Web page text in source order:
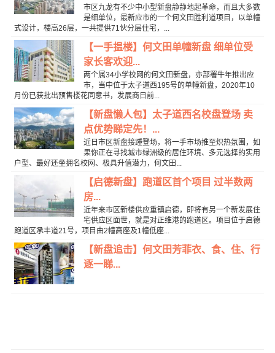
市区九龙有不少中小型新盘静静地起革命，而且大多数
是细单位，最新应市的一个何文田胜利道项目，以单幢
式设计，楼高26层，一共提供71伙分层住宅，...
【一手揾楼】何文田单幢新盘 细单位受
家长客欢迎...
两个属34小学校网的何文田新盘，亦部署牛年推出应
市，当中位于太子道西195号的单幢新盘，2020年10
月份已获批出预售楼花同意书，发展商日前...
【新盘懒人包】太子道西名校盘登场 卖
点优势睇定先！...
近日市区新盘接踵登场，将一手市场推至炽热氛围，如
果你正在寻找城市绿洲级的居住环境、多元选择的实用
户型、最好还坐拥名校网、极具升值潜力，何文田...
【启德新盘】跑道区首个项目 过半数两
房...
近年来市区新楼供应重镇启德，即将有另一个新发展住
宅供应区面世，就是对正维港的跑道区。项目位于启德
跑道区承丰道21号，项目由2幢高座及1幢低座...
【新盘追击】何文田芳菲衣、食、住、行
逐一睇...